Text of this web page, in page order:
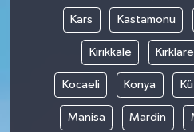
Kars Kastamonu
Kırıkkale
Kocaeli Konya
Manisa Mardin